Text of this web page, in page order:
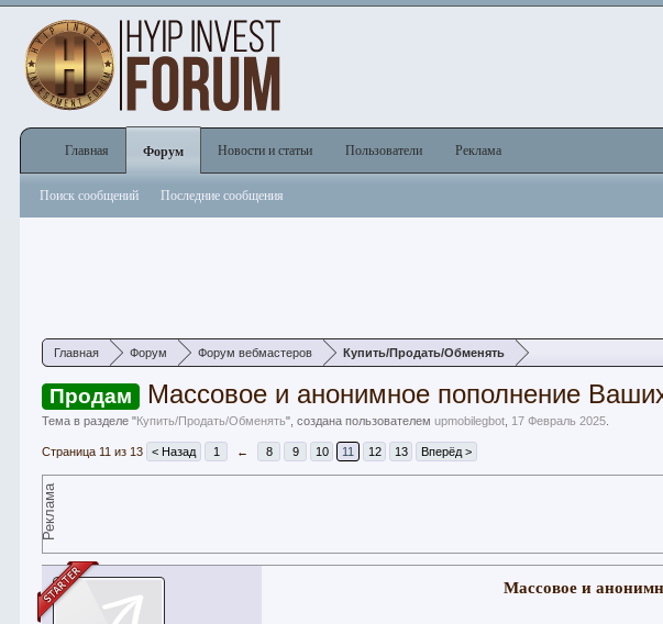
Главная Форум Форум вебмастеров Купить/Продать/Обменять
Продам Массовое и анонимное пополнение
Тема в разделе "Купить/Продать/Обменять", создана пользователемupmobilegbot 17 Февраль 2025
Страница 11 из 13 < Назад 1 ← 8 9 10 11 12 13 Вперёд >
Реклама
Массовое и
Главная Форум
Поиск сообщений Последние сообщения
Новости и статьи Пользователи Реклама